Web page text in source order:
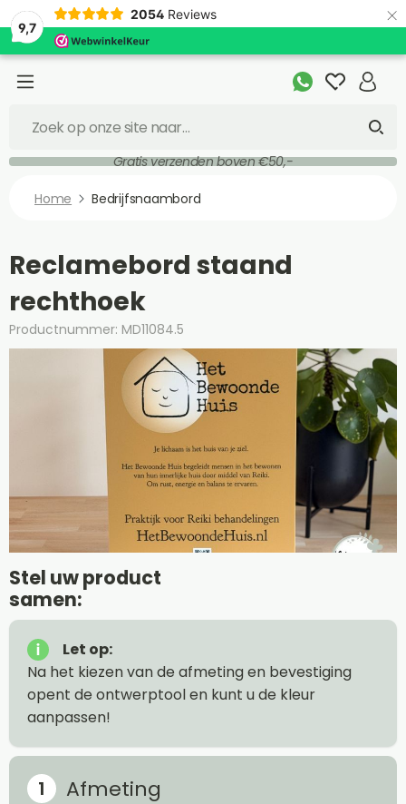
9,7
2054 Reviews ×
Gratis verzenden boven €50,-
Home Bedrijfsnaambord
Reclamebord staand
rechthoek
Productnummer: MD11084.5
Stel uw product
samen:
Let op:
Na het kiezen van de afmeting en bevestiging
opent de ontwerptool en kunt u de kleur
aanpassen!
Afmeting